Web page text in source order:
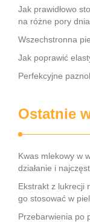
Jak prawidłowo
na różne pory
Wszechstronna
Jak poprawić
Perfekcyjne
Ostatnie
Kwas mlekowy w
działanie i
Ekstrakt z lukrecji
go stosować w
Przebarwienia po